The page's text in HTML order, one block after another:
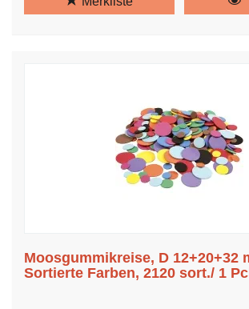
Moosgummikreise, D 12+20+32
Sortierte Farben, 2120 sort./ 1